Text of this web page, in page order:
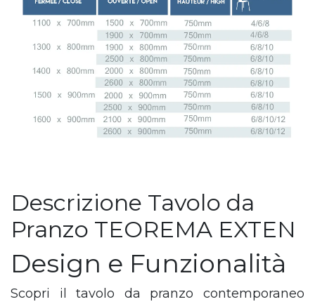
Descrizione Tavolo da
Pranzo TEOREMA EXTEN
Design e Funzionalità
Scopri il tavolo da pranzo contemporaneo